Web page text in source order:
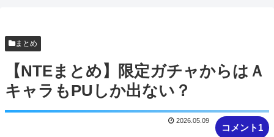
れてるとしか思えない確率の偏りｗ
まとめ
【NTEまとめ】限定ガチャからはＡ
キャラもPUしか出ない？
コメント1
2026.05.09